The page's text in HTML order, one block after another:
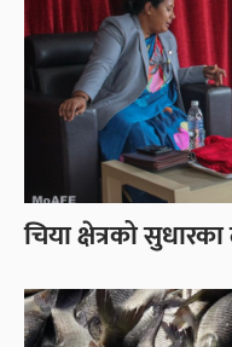
चिया क्षेत्रको